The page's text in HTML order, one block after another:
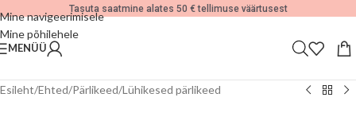
Mine navigeerimisele
Mine põhilehele
Tasuta saatmine alates 50 € tellimuse väärtusest
MENÜÜ
Esileht/Ehted/Pärlikeed/Lühikesed pärlikeed